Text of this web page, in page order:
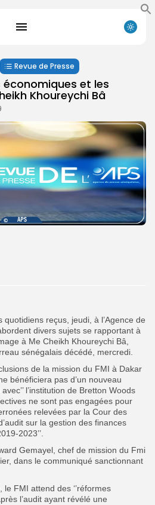
Search
Button
Revue de Presse
économiques et les
Khoureychi Bâ
quotidiens reçus, jeudi, à l’Agence de
divers sujets se rapportant à
à Me Cheikh Khoureychi Bâ,
sénégalais décédé, mercredi.
de la mission du FMI à Dakar
bénéficiera pas d’un nouveau
l’institution de Bretton Woods
ne sont pas engagées pour
relevées par la Cour des
sur la gestion des finances
2023’’.
Gemayel, chef de mission du Fmi
dans le communiqué sanctionnant
FMI attend des ‘’réformes
l’audit ayant révélé une